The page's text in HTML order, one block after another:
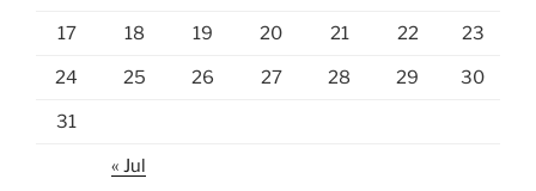
17 18 19 20 21 22 23
24 25 26 27 28 29 30
31
« Jul